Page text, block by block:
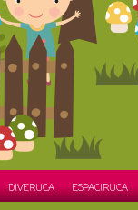
DIVERUCA ESPACIRUCA